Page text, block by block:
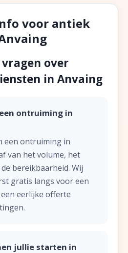
voor antiek
over
in Anvaing
ontruiming in
een ontruiming in
van het volume, het
bereikbaarheid. Wij
gratis langs voor een
eerlijke offerte
jullie starten in